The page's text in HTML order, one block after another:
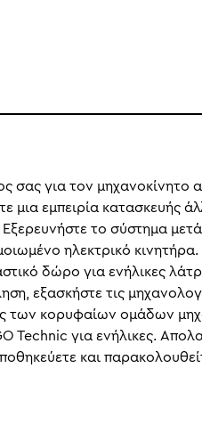
σας για τον μηχανοκίνητο
μια εμπειρία κατασκευής
το σύστημα
ηλεκτρικό
δώρο για ενήλικες
εξασκήστε τις
των κορυφαίων ομάδων
Technic για ενήλικες.
και